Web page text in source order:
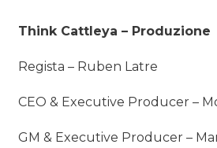
Think Cattleya – Produzione
Regista – Ruben Latre
CEO & Executive Producer –
GM & Executive Producer –